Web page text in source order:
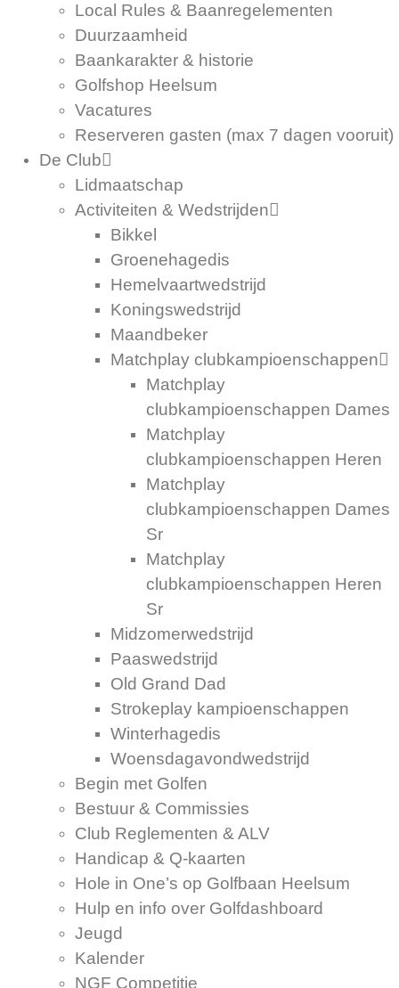
Local Rules & Baanregelementen
Duurzaamheid
Baankarakter & historie
Golfshop Heelsum
Vacatures
Reserveren gasten (max 7 dagen vooruit)
De Club
Lidmaatschap
Activiteiten & Wedstrijden
Bikkel
Groenehagedis
Hemelvaartwedstrijd
Koningswedstrijd
Maandbeker
Matchplay clubkampioenschappen
Matchplay
clubkampioenschappen Dames
Matchplay
clubkampioenschappen Heren
Matchplay
clubkampioenschappen Dames
Sr
Matchplay
clubkampioenschappen Heren
Sr
Midzomerwedstrijd
Paaswedstrijd
Old Grand Dad
Strokeplay kampioenschappen
Winterhagedis
Woensdagavondwedstrijd
Begin met Golfen
Bestuur & Commissies
Club Reglementen & ALV
Handicap & Q-kaarten
Hole in One’s op Golfbaan Heelsum
Hulp en info over Golfdashboard
Jeugd
Kalender
NGF Competitie